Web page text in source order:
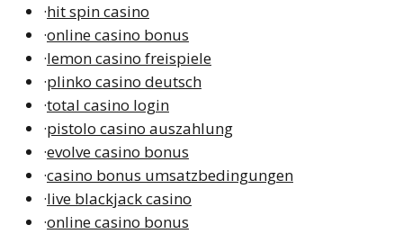
·hit spin casino
·online casino bonus
·lemon casino freispiele
·plinko casino deutsch
·total casino login
·pistolo casino auszahlung
·evolve casino bonus
·casino bonus umsatzbedingungen
·live blackjack casino
·online casino bonus